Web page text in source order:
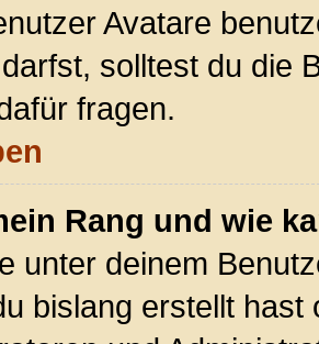
Avatare
solltest du die
fragen.
Rang und wie
unter deinem
bislang erstellt